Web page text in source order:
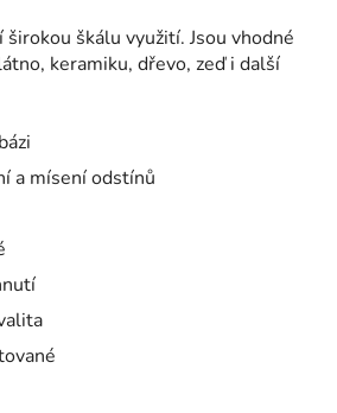
škálu využití. Jsou vhodné
keramiku, dřevo, zeď i další
a mísení odstínů